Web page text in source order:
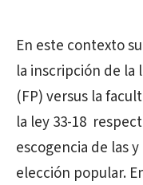
En este contexto
la inscripción de la
(FP) versus la
la ley 33-18
escogencia de las
elección popular.